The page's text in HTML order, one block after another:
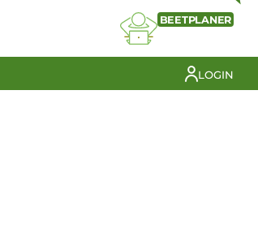
BEETPLANER
LOGIN